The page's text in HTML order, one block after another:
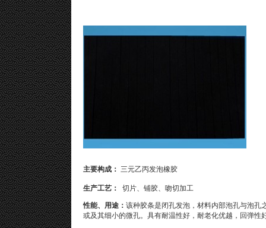
主要构成： 三元乙丙发泡橡胶
生产工艺： 切片、铺胶、吻切加工
性能、用途： 该种胶条是闭孔发泡，材料内部泡孔与泡孔
或及其细小的微孔。具有耐温性好，耐老化优越，回弹